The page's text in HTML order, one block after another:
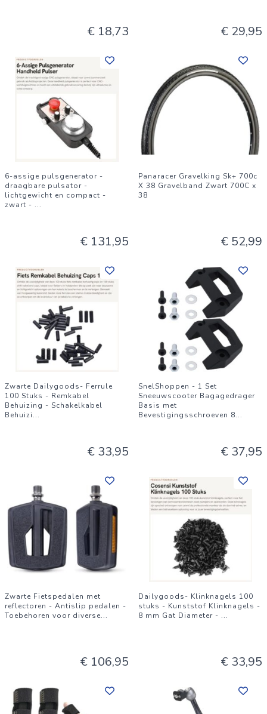
€ 18,73 € 29,95
6-assige pulsgenerator -
draagbare pulsator -
lichtgewicht en compact -
zwart - ...
€ 131,95
Panaracer Gravelking Sk+ 700c
X 38 Gravelband Zwart 700C x
38
€ 52,99
Zwarte Dailygoods- Ferrule
100 Stuks - Remkabel
Behuizing - Schakelkabel
Behuizi...
€ 33,95
SnelShoppen - 1 Set
Sneeuwscooter Bagagedrager
Basis met
Bevestigingsschroeven 8...
€ 37,95
Zwarte Fietspedalen met
reflectoren - Antislip pedalen -
Toebehoren voor diverse...
€ 106,95
Dailygoods- Klinknagels 100
stuks - Kunststof Klinknagels -
8 mm Gat Diameter - ...
€ 33,95